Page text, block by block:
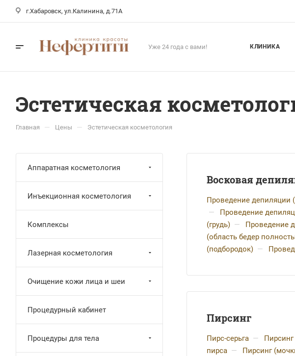
г.Хабаровск, ул.Калинина, д.71А
Уже 24 года с вами! КЛИНИКА
Эстетическая
Главная — Цены — Эстетическая косметология
Восковая
Проведение депиляции
—
Проведение
(грудь) — Проведение
(область бедер
(подбородок) —
Пирсинг
Пирс-серьга — Пирсинг
пирса — Пирсинг
Аппаратная косметология
Инъекционная косметология
Комплексы
Лазерная косметология
Очищение кожи лица и шеи
Процедурный кабинет
Процедуры для тела